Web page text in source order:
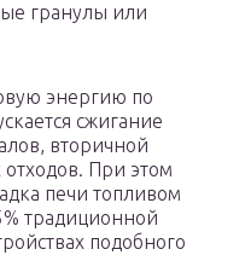
гранулы или
энергию по
сжигание
вторичной
При этом
печи топливом
традиционной
подобного